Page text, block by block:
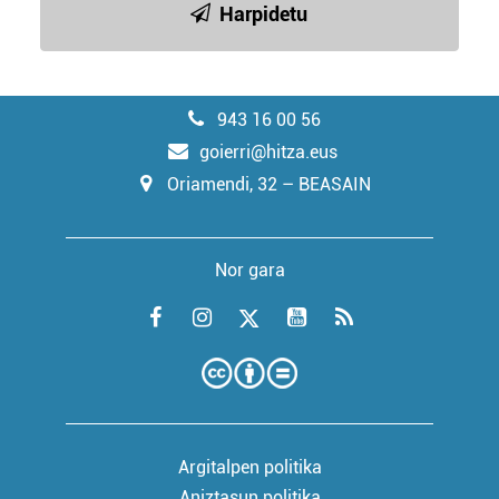
Harpidetu
943 16 00 56
goierri@hitza.eus
Oriamendi, 32 – BEASAIN
Nor gara
Argitalpen politika